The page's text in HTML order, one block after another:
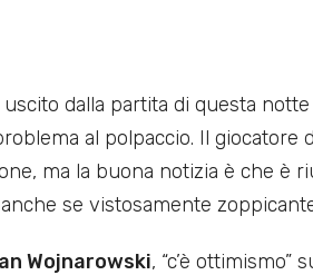
uscito dalla partita di questa
al polpaccio. Il giocatore
ma la buona notizia è che è
se vistosamente
Wojnarowski, “c’è ottimismo”